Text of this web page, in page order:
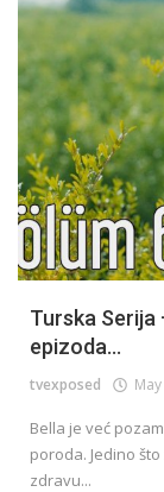
Turska Serija
epizoda...
tvexposed
Bella je već
poroda. Jedino
zdravu...